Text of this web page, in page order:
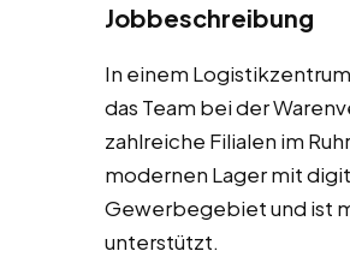
Jobbeschreibung
In einem
das Team bei der
zahlreiche Filialen im
modernen Lager mit
Gewerbegebiet und ist
unterstützt.